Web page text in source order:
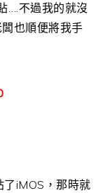
….不過我的就沒
也順便將我手
iMOS，那時就